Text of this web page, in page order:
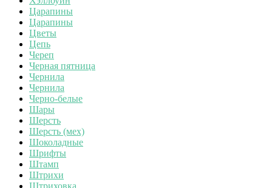
Царапины
Царапины
Цветы
Цепь
Череп
Черная пятница
Чернила
Чернила
Черно-белые
Шары
Шерсть
Шерсть (мех)
Шоколадные
Шрифты
Штамп
Штрихи
Штриховка